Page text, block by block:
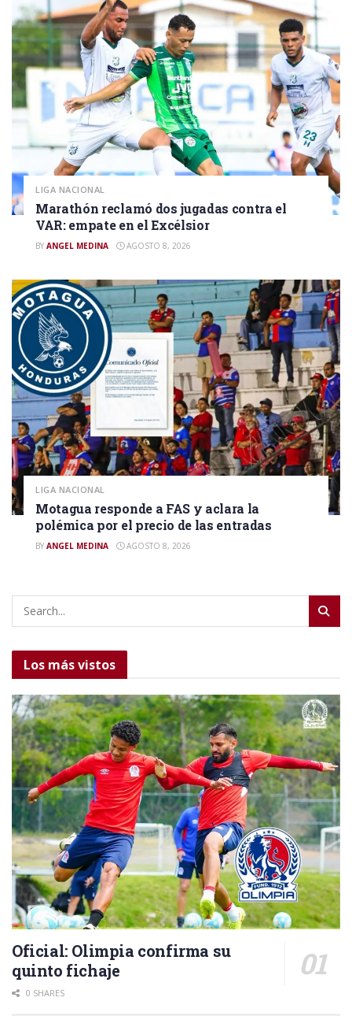
LIGA NACIONAL
Marathón reclamó dos jugadas contra el
VAR: empate en el Excélsior
BY ANGEL MEDINA AGOSTO 8, 2026
LIGA NACIONAL
Motagua responde a FAS y aclara la
polémica por el precio de las entradas
BY ANGEL MEDINA AGOSTO 8, 2026
Los más vistos
Oficial: Olimpia confirma su
quinto fichaje
0 SHARES